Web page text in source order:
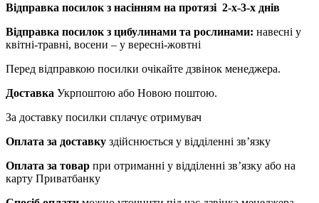
Відправка посилок з насінням на протязі 2-х-3-х днів
Відправка посилок з цибулинами та рослинами: навесні у
квітні-травні, восени – у вересні-жовтні
Перед відправкою посилки очікайте дзвінок менеджера.
Доставка Укрпоштою або Новою поштою.
За доставку посилки сплачує отримувач
Оплата за доставку здійснюється у відділенні зв’язку
Оплата за товар при отриманні у відділенні зв’язку або на
карту Приватбанку